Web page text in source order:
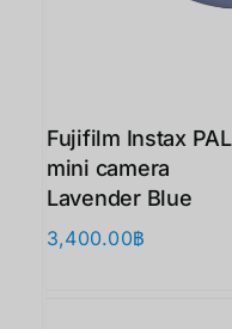
Fujifilm Instax PAL
mini camera
Lavender Blue
3,400.00฿